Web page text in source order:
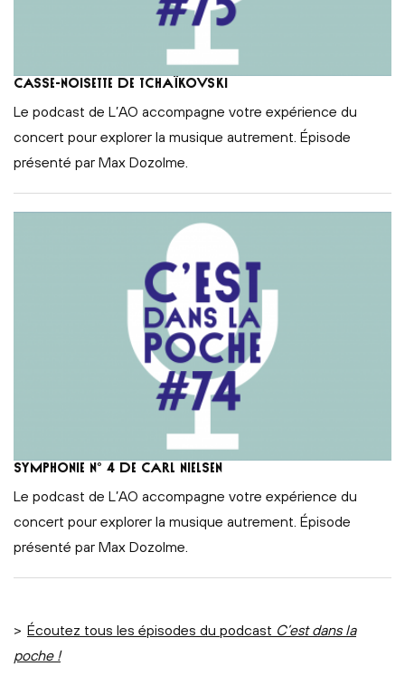
Casse-Noisette de Tchaïkovski
Le podcast de L’AO accompagne votre expérience du
concert pour explorer la musique autrement. Épisode
présenté par Max Dozolme.
Symphonie n° 4 de Carl Nielsen
Le podcast de L’AO accompagne votre expérience du
concert pour explorer la musique autrement. Épisode
présenté par Max Dozolme.
> Écoutez tous les épisodes du podcast C’est dans la
poche !